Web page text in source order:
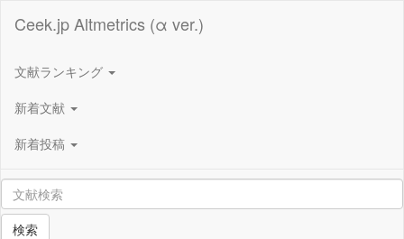
Ceek.jp Altmetrics (α ver.)
文献ランキング
新着文献
新着投稿
検索